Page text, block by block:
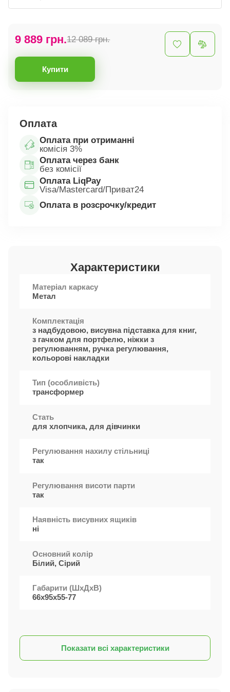
12 089 грн.
9 889 грн.
Купити
Оплата
Оплата при отриманні
комісія 3%
Оплата через банк
без комісії
Оплата LiqPay
Visa/Mastercard/Приват24
Оплата в розсрочку/кредит
Характеристики
Матеріал каркасу
Метал
Комплектація
з надбудовою, висувна підставка для книг,
з гачком для портфелю, ніжки з
регулюванням, ручка регулювання,
кольорові накладки
Тип (особливість)
трансформер
Стать
для хлопчика, для дівчинки
Регулювання нахилу стільниці
так
Регулювання висоти парти
так
Наявність висувних ящиків
ні
Основний колір
Білий, Сірий
Габарити (ШxДхВ)
66х95х55-77
Показати всі характеристики